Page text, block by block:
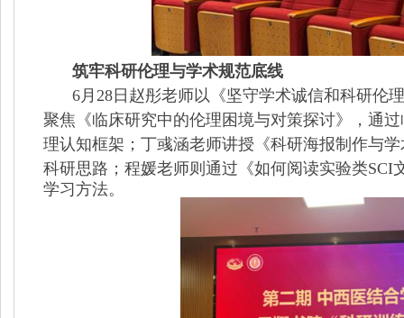
筑牢科研伦理与学术规范底线
6月 28日 赵彤老师以《坚守学术诚信和科研伦
聚焦《临床研究中的伦理困境与对策探讨》，通
理认知框架；丁彧涵老师讲授《科研海报制作与
科研思路；程媛老师则通过《如何阅读实验类SCI
学习方法。